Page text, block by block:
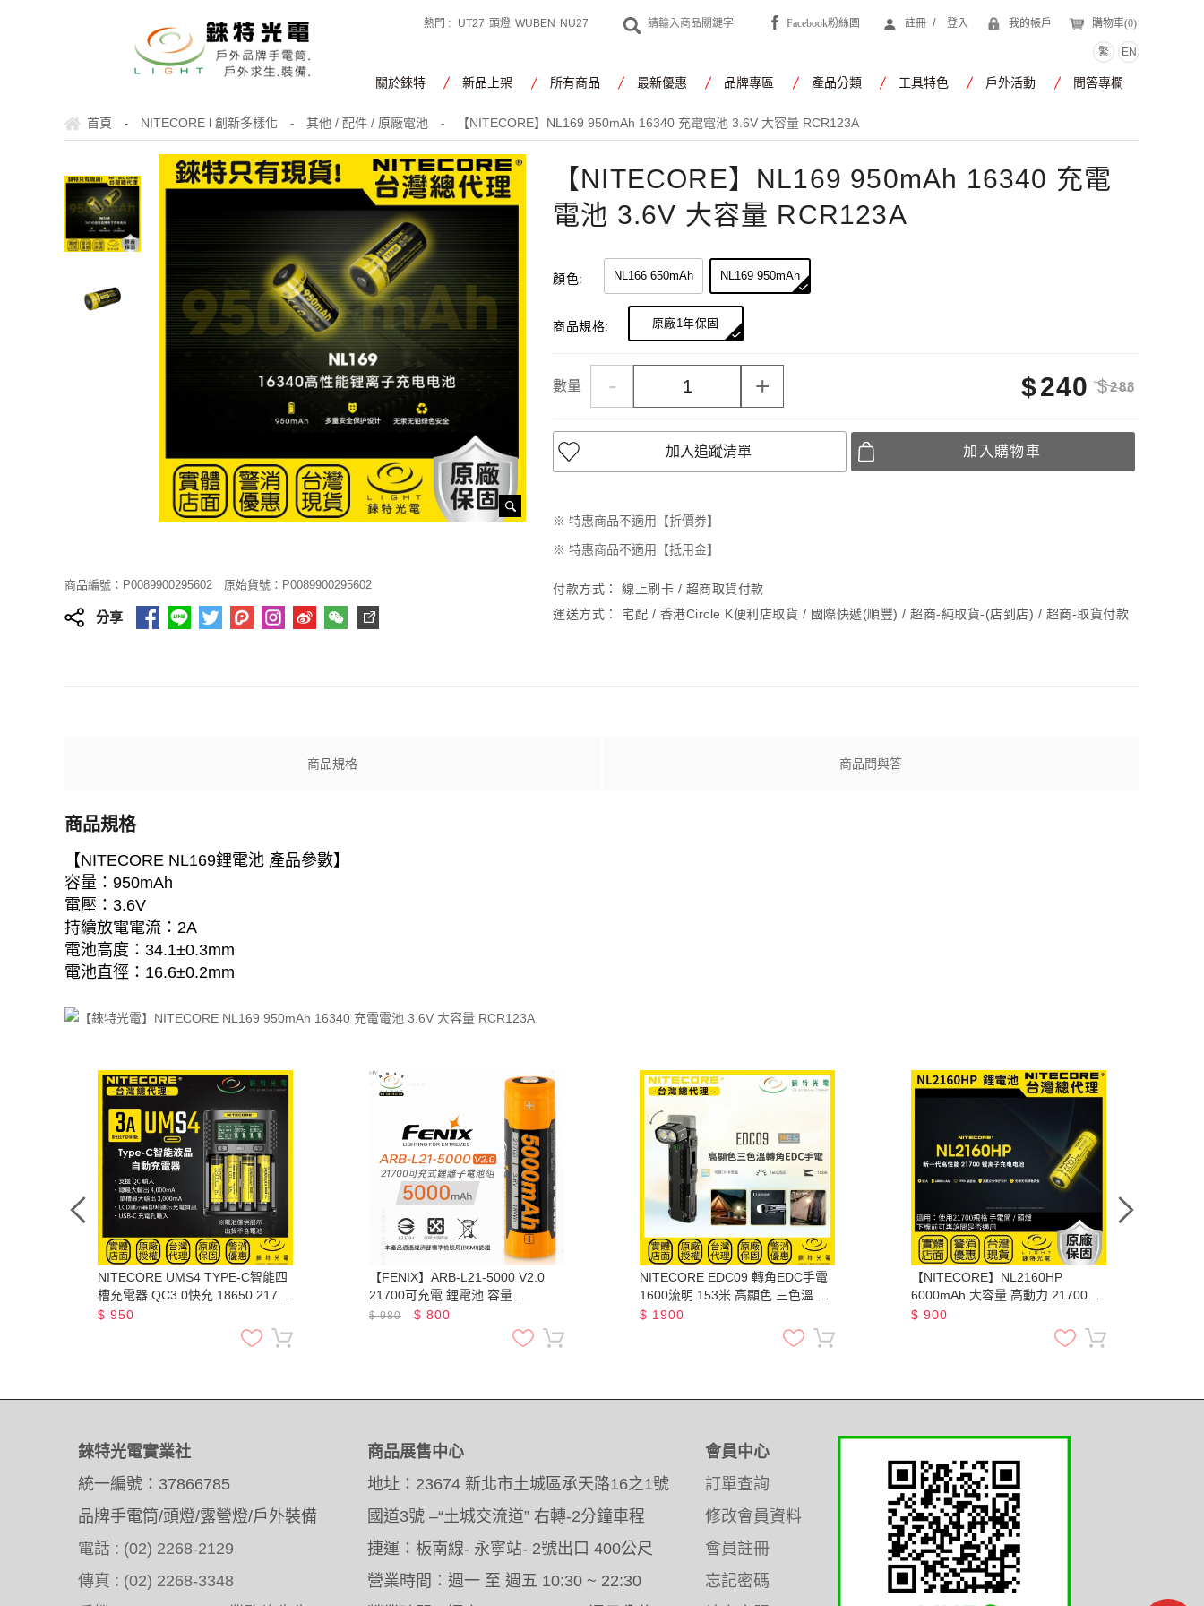
熱門 : UT27 頭燈 WUBEN NU27 Facebook粉絲團 註冊 / 登入 我的帳戶 購物車(0)
繁 EN
關於錸特 新品上架 所有商品 最新優惠 品牌專區 產品分類 工具特色 戶外活動 問答專欄
首頁 - NITECORE l 創新多樣化 - 其他 / 配件 / 原廠電池 - 【NITECORE】NL169 950mAh 16340 充電電池 3.6V 大容量 RCR123A
商品編號：P0089900295602 原始貨號：P0089900295602
分享
【NITECORE】NL169 950mAh 16340 充電
電池 3.6V 大容量 RCR123A
顏色: NL166 650mAh NL169 950mAh
商品規格: 原廠1年保固
數量 - + $240 $288
加入追蹤清單 加入購物車
※ 特惠商品不適用【折價券】
※ 特惠商品不適用【抵用金】
付款方式：
線上刷卡 / 超商取貨付款
運送方式：
宅配 / 香港Circle K便利店取貨 / 國際快遞(順豐) / 超商-純取貨-(店到店) / 超商-取貨付款
商品規格 商品問與答
商品規格
【NITECORE NL169鋰電池 產品參數】
容量：950mAh
電壓：3.6V
持續放電電流：2A
電池高度：34.1±0.3mm
電池直徑：16.6±0.2mm
NITECORE UMS4 TYPE-C智能四
槽充電器 QC3.0快充 18650 21700
鋰電池 AA AAA 鎳氫
$950
【FENIX】ARB-L21-5000 V2.0
21700可充電 鋰電池 容量
5000mAh 最大輸出電流7.5A
$980 $ 800
NITECORE EDC09 轉角EDC手電
1600流明 153米 高顯色 三色溫 尾
部磁吸 附柔光罩
$ 1900
【NITECORE】NL2160HP
6000mAh 大容量 高動力 21700充
電電池 20A 3.6V
$ 900
錸特光電實業社
統一編號：37866785
品牌手電筒/頭燈/露營燈/戶外裝備
電話 : (02) 2268-2129
傳真 : (02) 2268-3348
商品展售中心
地址：23674 新北市土城區承天路16之1號
國道3號 –“土城交流道” 右轉-2分鐘車程
捷運：板南線- 永寧站- 2號出口 400公尺
營業時間：週一 至 週五 10:30 ~ 22:30
會員中心
訂單查詢
修改會員資料
會員註冊
忘記密碼